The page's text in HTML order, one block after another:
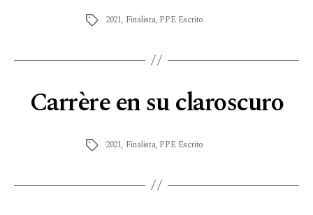
2021, Finalista, PPE Escrito
Carrère en su claroscuro
2021, Finalista, PPE Escrito